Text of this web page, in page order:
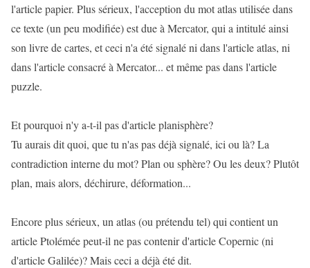
l'article papier. Plus sérieux, l'acception du mot atlas utilisée dans
ce texte (un peu modifiée) est due à Mercator, qui a intitulé ainsi
son livre de cartes, et ceci n'a été signalé ni dans l'article atlas, ni
dans l'article consacré à Mercator... et même pas dans l'article
puzzle.
Et pourquoi n'y a-t-il pas d'article planisphère?
Tu aurais dit quoi, que tu n'as pas déjà signalé, ici ou là? La
contradiction interne du mot? Plan ou sphère? Ou les deux? Plutôt
plan, mais alors, déchirure, déformation...
Encore plus sérieux, un atlas (ou prétendu tel) qui contient un
article Ptolémée peut-il ne pas contenir d'article Copernic (ni
d'article Galilée)? Mais ceci a déjà été dit.